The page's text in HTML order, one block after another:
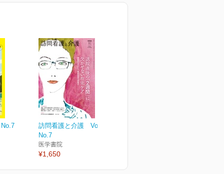
訪問看護と介護 Vol.26
No.7
医学書院
¥1,650